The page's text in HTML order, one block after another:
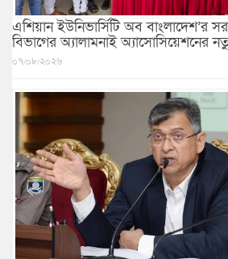
এশিয়ান ইউনিভার্সিটি অব বাংলাদেশ’র
বিভাগের অ্যালামনাই অ্যাসোসিয়েশনের
০৭/০৮/২০২৬